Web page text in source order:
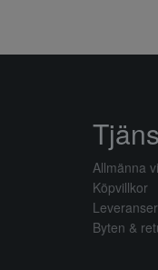
Allmänna
Köpvillkor
Leveranser
Byten &